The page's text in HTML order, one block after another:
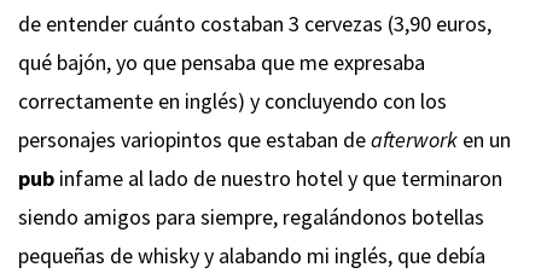
de entender cuánto costaban 3 cervezas (3,90 euros,
qué bajón, yo que pensaba que me expresaba
correctamente en inglés) y concluyendo con los
personajes variopintos que estaban deafterwork en un
pub infame al lado de nuestro hotel y que terminaron
siendo amigos para siempre, regalándonos botellas
pequeñas de whisky y alabando mi inglés, que debía